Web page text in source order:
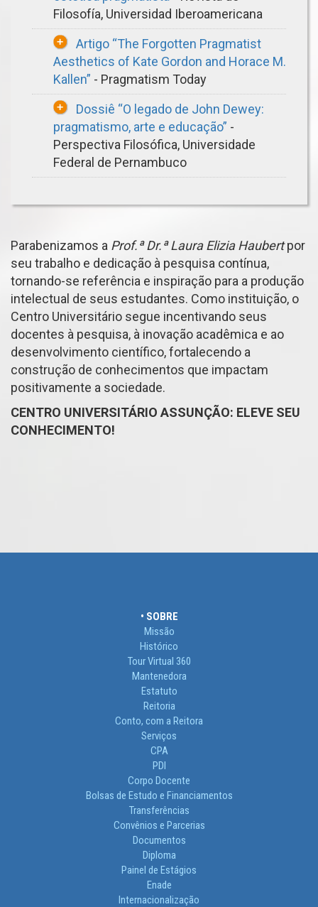
Filosofía, Universidad Iberoamericana
Artigo “The Forgotten Pragmatist
Aesthetics of Kate Gordon and Horace M.
Kallen” - Pragmatism Today
Dossiê “O legado de John Dewey:
pragmatismo, arte e educação” -
Perspectiva Filosófica, Universidade
Federal de Pernambuco
Parabenizamos a Prof.ª Dr.ª Laura Elizia Haubertpor
seu trabalho e dedicação à pesquisa contínua,
tornando-se referência e inspiração para a produção
intelectual de seus estudantes. Como instituição, o
Centro Universitário segue incentivando seus
docentes à pesquisa, à inovação acadêmica e ao
desenvolvimento científico, fortalecendo a
construção de conhecimentos que impactam
positivamente a sociedade.
CENTRO UNIVERSITÁRIO ASSUNÇÃO: ELEVE SEU
CONHECIMENTO!
• SOBRE
Missão
Histórico
Tour Virtual 360
Mantenedora
Estatuto
Reitoria
Conto, com a Reitora
Serviços
CPA
PDI
Corpo Docente
Bolsas de Estudo e Financiamentos
Transferências
Convênios e Parcerias
Documentos
Diploma
Painel de Estágios
Enade
Internacionalização